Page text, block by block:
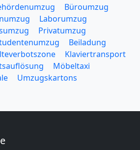
Büroumzug
Laborumzug
Privatumzug
Beiladung
Klaviertransport
Möbeltaxi
Umzugskartons